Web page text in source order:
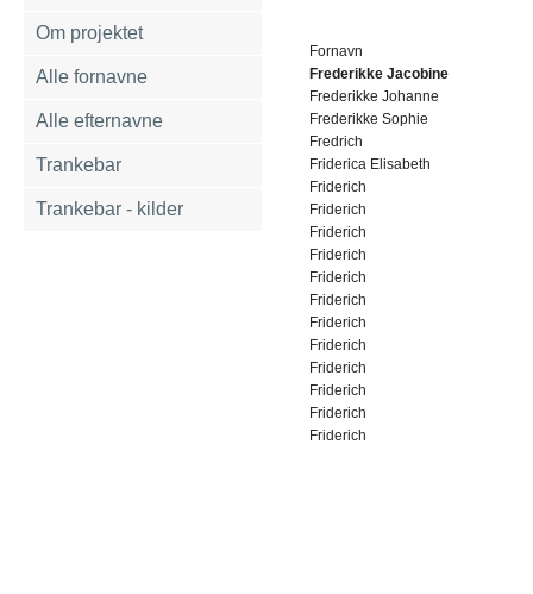
Om projektet
Alle fornavne
Alle efternavne
Trankebar
Trankebar - kilder
Fornavn
Frederikke Jacobine
Frederikke Johanne
Frederikke Sophie
Fredrich
Friderica Elisabeth
Friderich
Friderich
Friderich
Friderich
Friderich
Friderich
Friderich
Friderich
Friderich
Friderich
Friderich
Friderich